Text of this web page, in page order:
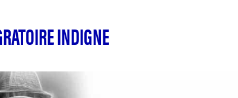
INDIGNE